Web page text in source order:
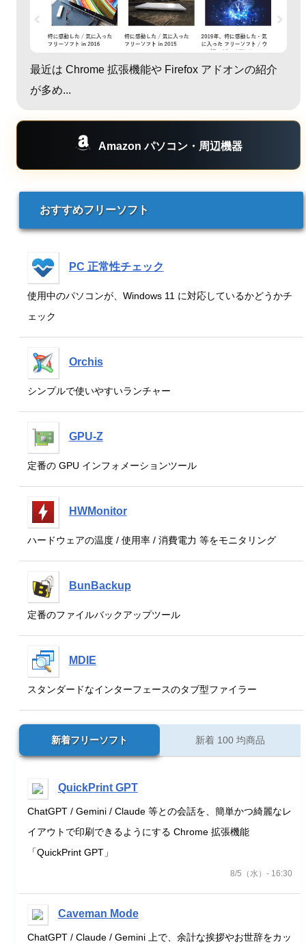
最近は Chrome 拡張機能や Firefox アドオンの紹介
が多め...
Amazon パソコン・周辺機器
おすすめフリーソフト
PC 正常性チェック
使用中のパソコンが、Windows 11 に対応しているかどうかチ
ェック
Orchis
シンプルで使いやすいランチャー
GPU-Z
定番の GPU インフォメーションツール
HWMonitor
ハードウェアの温度 / 使用率 / 消費電力 等をモニタリング
BunBackup
定番のファイルバックアップツール
MDIE
スタンダードなインターフェースのタブ型ファイラー
新着フリーソフト 新着 100 均商品
QuickPrint GPT
ChatGPT / Gemini / Claude 等との会話を、簡単かつ綺麗なレ
イアウトで印刷できるようにする Chrome 拡張機能
「QuickPrint GPT」
8/5（水）- 16:30
Caveman Mode
ChatGPT / Claude / Gemini 上で、余計な挨拶やお世辞をカッ